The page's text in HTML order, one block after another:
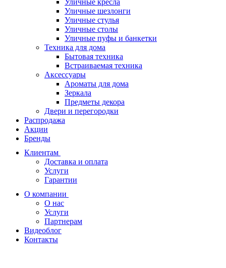
Уличные кресла
Уличные шезлонги
Уличные стулья
Уличные столы
Уличные пуфы и банкетки
Техника для дома
Бытовая техника
Встраиваемая техника
Аксессуары
Ароматы для дома
Зеркала
Предметы декора
Двери и перегородки
Распродажа
Акции
Бренды
Клиентам
Доставка и оплата
Услуги
Гарантии
О компании
О нас
Услуги
Партнерам
Видеоблог
Контакты